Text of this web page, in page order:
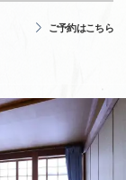
ご予約はこちら